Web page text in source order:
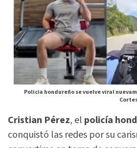
Policia hondureño se vuelve viral
Cristian Pérez, el policía
conquistó las redes por su